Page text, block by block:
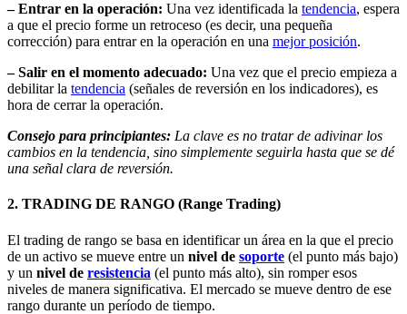
– Entrar en la operación: Una vez identificada la tendencia, espera
a que el precio forme un retroceso (es decir, una pequeña
corrección) para entrar en la operación en una mejor posición.
– Salir en el momento adecuado: Una vez que el precio empieza a
debilitar la tendencia (señales de reversión en los indicadores), es
hora de cerrar la operación.
Consejo para principiantes: La clave es no tratar de adivinar los
cambios en la tendencia, sino simplemente seguirla hasta que se dé
una señal clara de reversión.
2. TRADING DE RANGO (Range Trading)
El trading de rango se basa en identificar un área en la que el precio
de un activo se mueve entre un nivel de soporte (el punto más bajo)
y un nivel de resistencia (el punto más alto), sin romper esos
niveles de manera significativa. El mercado se mueve dentro de ese
rango durante un período de tiempo.